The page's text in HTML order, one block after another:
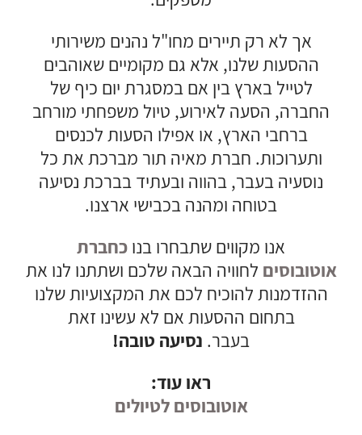
אך לא רק תיירים מחו"ל נהנים משירותי
ההסעות שלנו, אלא גם מקומיים שאוהבים
לטייל בארץ בין אם במסגרת יום כיף של
החברה, הסעה לאירוע, טיול משפחתי מורחב
ברחבי הארץ, או אפילו הסעות לכנסים
ותערוכות. חברת מאיה תור מברכת את כל
נוסעיה בעבר, בהווה ובעתיד בברכת נסיעה
בטוחה ומהנה בכבישי ארצנו.
אנו מקווים שתבחרו בנו כחברת
אוטובוסים לחוויה הבאה שלכם ושתתנו לנו את
ההזדמנות להוכיח לכם את המקצועיות שלנו
בתחום ההסעות אם לא עשינו זאת
בעבר. נסיעה טובה!
ראו עוד:
אוטובוסים לטיולים